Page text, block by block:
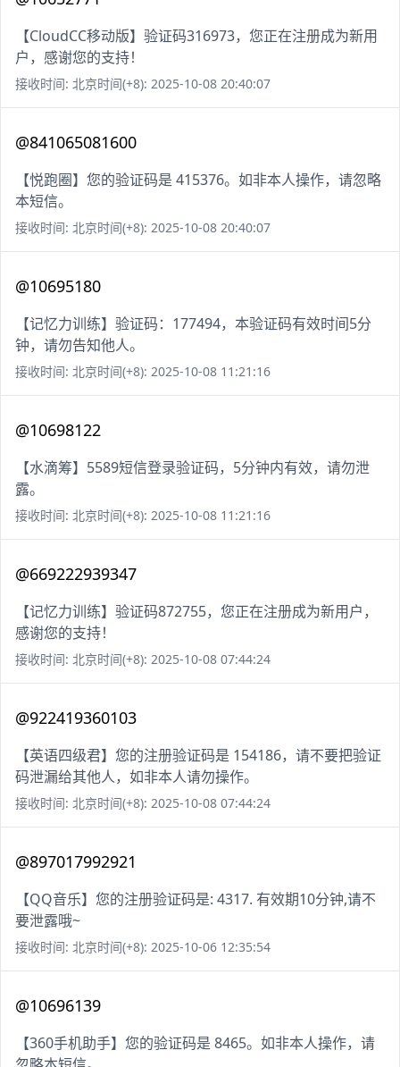
【CloudCC移动版】验证码316973，您正在注册成为新用
户，感谢您的支持！
接收时间: 北京时间(+8): 2025-10-08 20:40:07
@841065081600
【悦跑圈】您的验证码是 415376。如非本人操作，请忽略
本短信。
接收时间: 北京时间(+8): 2025-10-08 20:40:07
@10695180
【记忆力训练】验证码：177494，本验证码有效时间5分
钟，请勿告知他人。
接收时间: 北京时间(+8): 2025-10-08 11:21:16
@10698122
【水滴筹】5589短信登录验证码，5分钟内有效，请勿泄
露。
接收时间: 北京时间(+8): 2025-10-08 11:21:16
@669222939347
【记忆力训练】验证码872755，您正在注册成为新用户，
感谢您的支持！
接收时间: 北京时间(+8): 2025-10-08 07:44:24
@922419360103
【英语四级君】您的注册验证码是 154186，请不要把验证
码泄漏给其他人，如非本人请勿操作。
接收时间: 北京时间(+8): 2025-10-08 07:44:24
@897017992921
【QQ音乐】您的注册验证码是: 4317. 有效期10分钟,请不
要泄露哦~
接收时间: 北京时间(+8): 2025-10-06 12:35:54
@10696139
【360手机助手】您的验证码是 8465。如非本人操作，请